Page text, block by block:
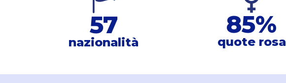
57
nazionalità
85%
quote rosa